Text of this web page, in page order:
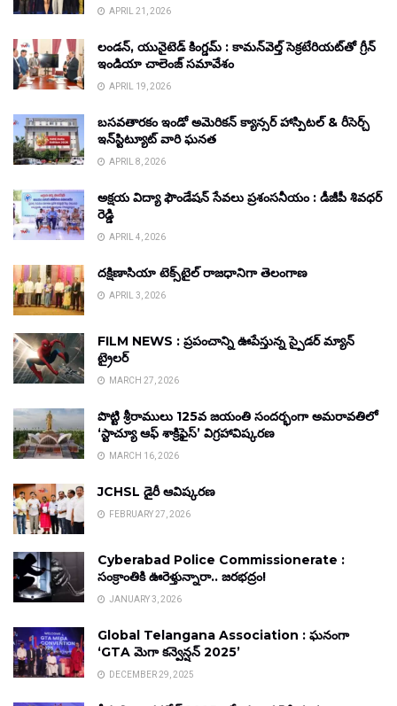
APRIL 21, 2026
లండన్, యునైటెడ్ కింగ్డమ్ : కామన్‌వెల్త్ సెక్రటేరియట్‌తో గ్రీన్
ఇండియా చాలెంజ్ సమావేశం
APRIL 19, 2026
బసవతారకం ఇండో అమెరికన్ క్యాన్సర్ హాస్పిటల్ & రీసెర్చ్
ఇన్‌స్టిట్యూట్ వారి ఘనత
APRIL 8, 2026
అక్షయ విద్యా ఫౌండేషన్ సేవలు ప్రశంసనీయం : డీజీపీ శివధర్
రెడ్డి
APRIL 4, 2026
దక్షిణాసియా టెక్స్‌టైల్ రాజధానిగా తెలంగాణ
APRIL 3, 2026
FILM NEWS : ప్రపంచాన్ని ఊపేస్తున్న స్పైడర్ మ్యాన్
ట్రైలర్
MARCH 27, 2026
పొట్టి శ్రీరాములు 125వ జయంతి సందర్భంగా అమరావతిలో
‘స్టాచ్యూ ఆఫ్ శాక్రిఫైస్’ విగ్రహావిష్కరణ
MARCH 16, 2026
JCHSL డైరీ ఆవిష్కరణ
FEBRUARY 27, 2026
Cyberabad Police Commissionerate :
సంక్రాంతికి ఊరెళ్తున్నారా.. జరభద్రం!
JANUARY 3, 2026
Global Telangana Association : ఘనంగా
‘GTA మెగా కన్వెన్షన్ 2025’
DECEMBER 29, 2025